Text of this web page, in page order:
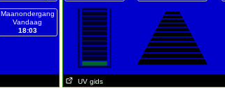
Maanondergang
Vandaag
18:03
UV gids